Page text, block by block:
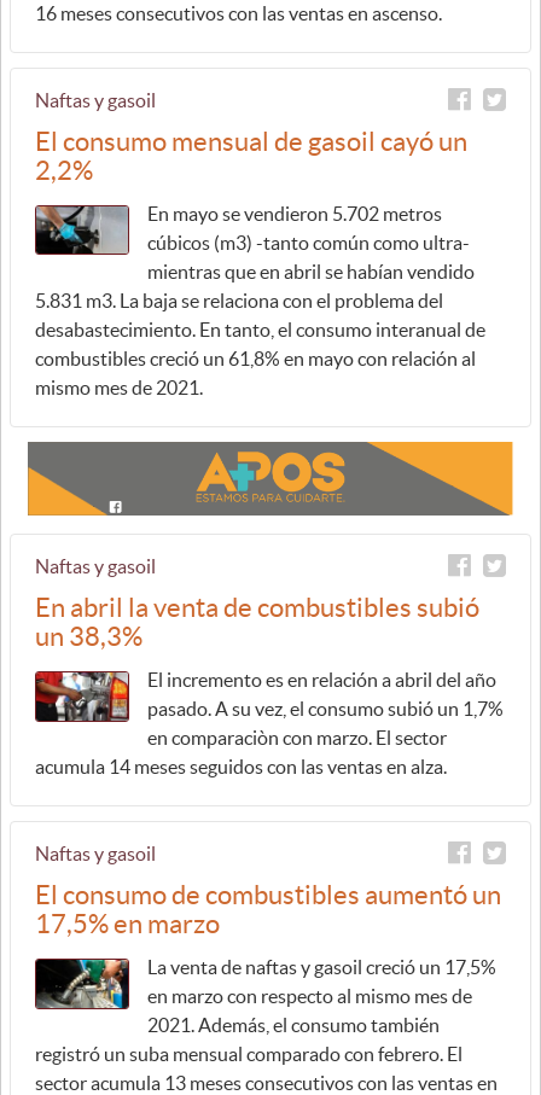
16 meses consecutivos con las ventas en ascenso.
Naftas y gasoil
El consumo mensual de gasoil cayó un
2,2%
En mayo se vendieron 5.702 metros
cúbicos (m3) -tanto común como ultra-
mientras que en abril se habían vendido
5.831 m3. La baja se relaciona con el problema del
desabastecimiento. En tanto, el consumo interanual de
combustibles creció un 61,8% en mayo con relación al
mismo mes de 2021.
Naftas y gasoil
En abril la venta de combustibles subió
un 38,3%
El incremento es en relación a abril del año
pasado. A su vez, el consumo subió un 1,7%
en comparaciòn con marzo. El sector
acumula 14 meses seguidos con las ventas en alza.
Naftas y gasoil
El consumo de combustibles aumentó un
17,5% en marzo
La venta de naftas y gasoil creció un 17,5%
en marzo con respecto al mismo mes de
2021. Además, el consumo también
registró un suba mensual comparado con febrero. El
sector acumula 13 meses consecutivos con las ventas en